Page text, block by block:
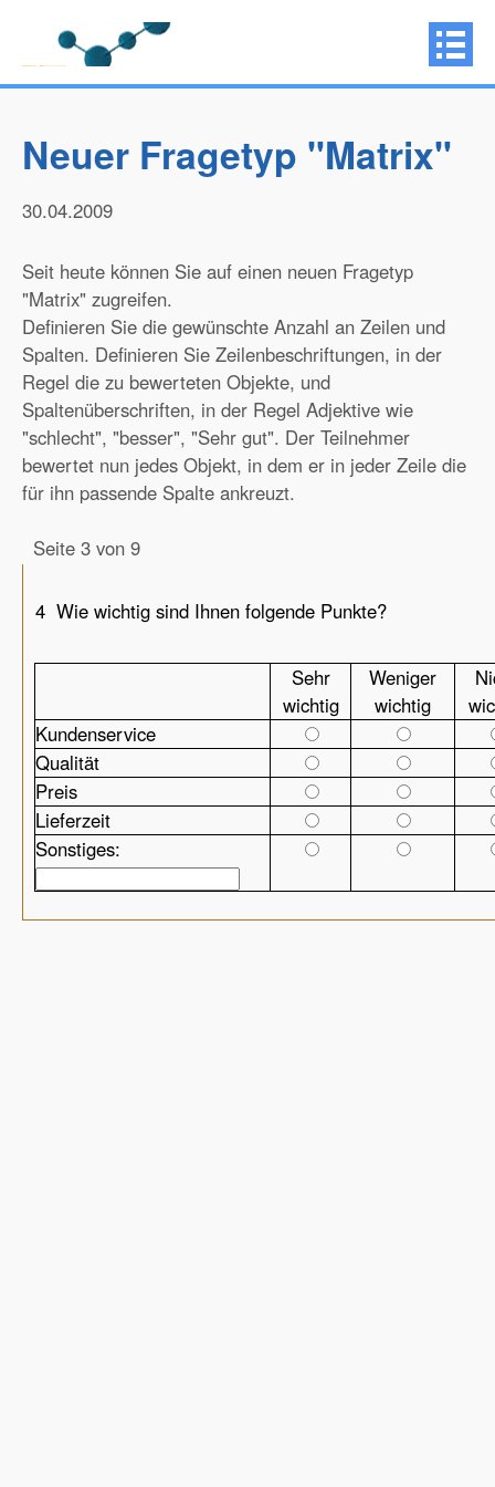
Neuer Fragetyp "Matrix"
30.04.2009
Seit heute können Sie auf einen neuen Fragetyp
"Matrix" zugreifen.
Definieren Sie die gewünschte Anzahl an Zeilen und
Spalten. Definieren Sie Zeilenbeschriftungen, in der
Regel die zu bewerteten Objekte, und
Spaltenüberschriften, in der Regel Adjektive wie
"schlecht", "besser", "Sehr gut". Der Teilnehmer
bewertet nun jedes Objekt, in dem er in jeder Zeile die
für ihn passende Spalte ankreuzt.
Seite 3 von 9
4 Wie wichtig sind Ihnen folgende Punkte?
Sehr
wichtig
Weniger
wichtig
Kundenservice
Qualität
Preis
Lieferzeit
Sonstiges: